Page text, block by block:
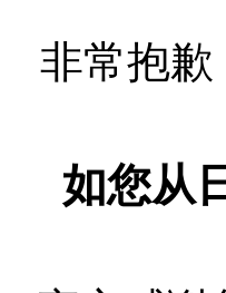
非常抱
如您从